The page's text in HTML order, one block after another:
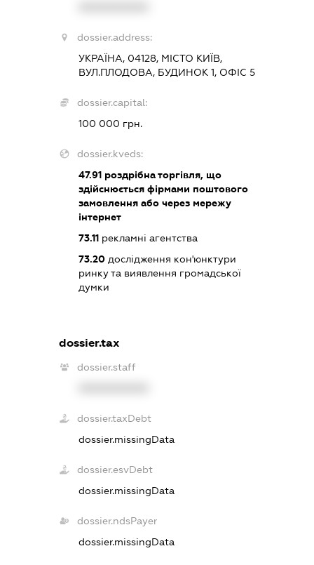
dossier.address:
УКРАЇНА, 04128, МІСТО КИЇВ,
ВУЛ.ПЛОДОВА, БУДИНОК 1, ОФІС 5
dossier.capital:
100 000 грн.
dossier.kveds:
47.91роздрібна торгівля, що
здійснюється фірмами поштового
замовлення або через мережу
інтернет
73.11рекламні агентства
73.20дослідження кон'юнктури
ринку та виявлення громадської
думки
dossier.tax
dossier.staff
dossier.taxDebt
dossier.missingData
dossier.esvDebt
dossier.missingData
dossier.ndsPayer
dossier.missingData